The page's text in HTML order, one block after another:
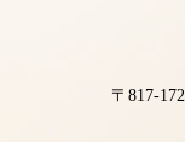
〒817-